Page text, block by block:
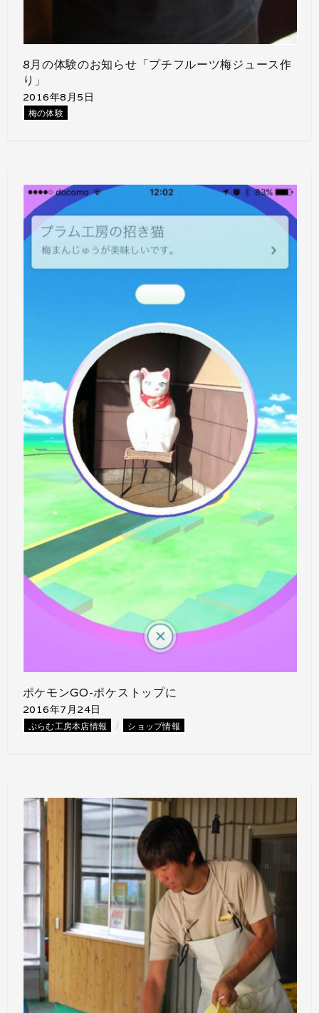
8月の体験のお知らせ「プチフルーツ梅ジュース作
り」
2016年8月5日
梅の体験
ポケモンGO-ポケストップに
2016年7月24日
ぷらむ工房本店情報 / ショップ情報